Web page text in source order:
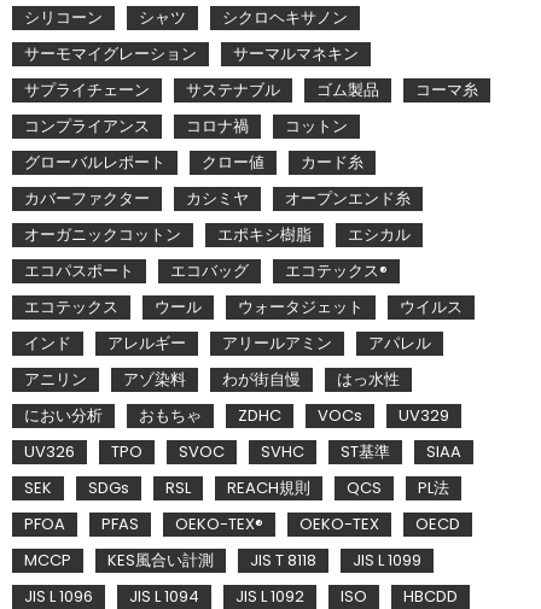
シリコーン シャツ
シクロヘキサノン
サーモマイグレーション
サーマルマネキン
サプライチェーン
サステナブル ゴム製品
コーマ糸
コンプライアンス
コロナ禍
コットン
グローバルレポート
クロー値
カード糸
カバーファクター
カシミヤ
オープンエンド糸
オーガニックコットン
エポキシ樹脂
エシカル
エコパスポート
エコバッグ
エコテックス®
エコテックス
ウール ウォータジェット
ウイルス
インド
アレルギー アリールアミン
アパレル
アニリン
アゾ染料 わが街自慢
はっ水性
におい分析
おもちゃ ZDHC VOCs
UV329
UV326
TPO SVOC SVHC ST基準
SIAA
SEK
SDGs RSL REACH規則 QCS
PL法
PFOA
PFAS OEKO-TEX® OEKO-TEX
OECD
MCCP
KES風合い計測 JIS T 8118
JIS L 1099
JIS L 1096
JIS L 1094 JIS L 1092 ISO
HBCDD